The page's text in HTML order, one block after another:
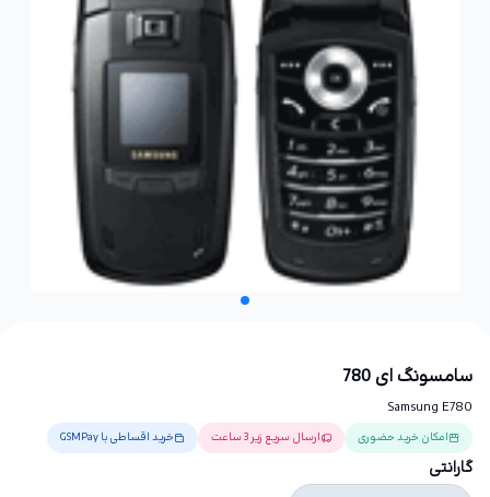
سامسونگ ای 780
Samsung E780
امکان خرید حضوری ارسال سریع زیر 3 ساعت خرید اقساطی با GSMPay
گارانتی